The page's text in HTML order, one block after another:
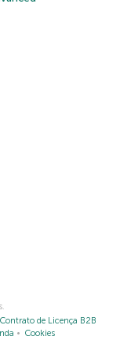
Contrato de Licença B2B
Cookies